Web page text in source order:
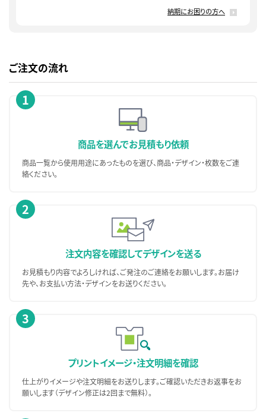
納期にお困りの方へ
ご注文の流れ
1
商品を選んでお見積もり依頼
商品一覧から使用用途にあったものを選び、商品・デザイン・枚数をご連
絡ください。
2
注文内容を確認してデザインを送る
お見積もり内容でよろしければ、ご発注のご連絡をお願いします。お届け
先や、お支払い方法・デザインをお送りください。
3
プリントイメージ・注文明細を確認
仕上がりイメージや注文明細をお送りします。ご確認いただきお返事をお
願いします（デザイン修正は2回まで無料）。